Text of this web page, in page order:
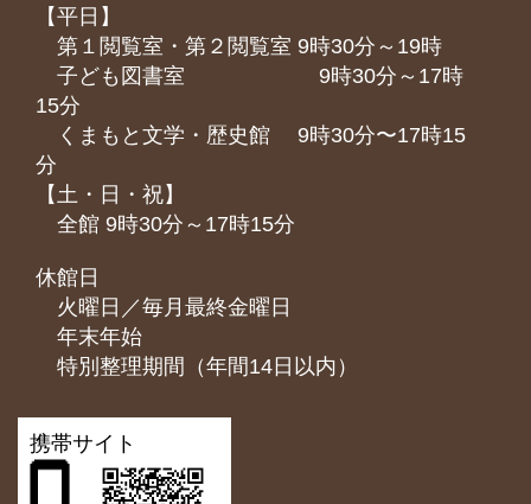
【平日】
第１閲覧室・第２閲覧室 9時30分～19時
子ども図書室 9時30分～17時
15分
くまもと⽂学・歴史館 9時30分〜17時15
分
【土・日・祝】
全館 9時30分～17時15分
休館日
火曜日／毎月最終金曜日
年末年始
特別整理期間（年間14日以内）
携帯サイト